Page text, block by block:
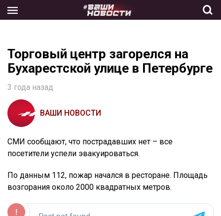
the
Торговый центр загорелся на
Бухарестской улице в Петербурге
3 года назад
ВАШИ НОВОСТИ
СМИ сообщают, что пострадавших нет – все
посетители успели эвакуироваться.
По данным 112, пожар начался в ресторане. Площадь
возгорания около 2000 квадратных метров.